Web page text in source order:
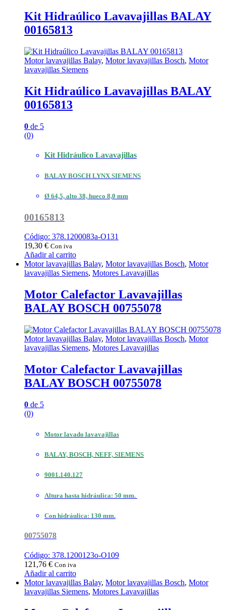
Kit Hidraúlico Lavavajillas BALAY
00165813
Motor lavavajillas Balay, Motor lavavajillas Bosch, Motor
lavavajillas Siemens
Kit Hidraúlico Lavavajillas BALAY
00165813
0 de 5
(0)
Kit Hidráulico Lavavajillas
BALAY BOSCH LYNX SIEMENS
Ø 64,5, alto 38, hueco 8,0 mm
00165813
Código: 378.1200083a-O131
19,30 € Con iva
Añadir al carrito
Motor lavavajillas Balay, Motor lavavajillas Bosch, Motor
lavavajillas Siemens, Motores Lavavajillas
Motor Calefactor Lavavajillas
BALAY BOSCH 00755078
Motor lavavajillas Balay, Motor lavavajillas Bosch, Motor
lavavajillas Siemens, Motores Lavavajillas
Motor Calefactor Lavavajillas
BALAY BOSCH 00755078
0 de 5
(0)
Motor lavado lavavajillas
BALAY, BOSCH, NEFF, SIEMENS
9001.140.127
Altura hasta hidráulica: 50 mm.
Con hidráulica: 130 mm.
00755078
Código: 378.1200123o-O109
121,76 € Con iva
Añadir al carrito
Motor lavavajillas Balay, Motor lavavajillas Bosch, Motor
lavavajillas Siemens, Motores Lavavajillas